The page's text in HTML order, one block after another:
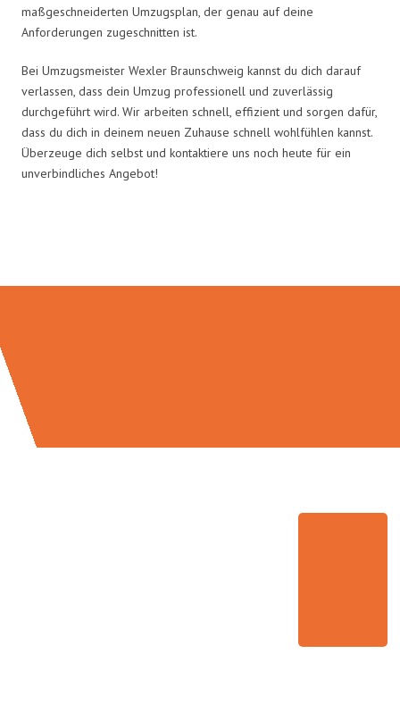
maßgeschneiderten Umzugsplan, der genau auf deine
Anforderungen zugeschnitten ist.
Bei Umzugsmeister Wexler Braunschweig kannst du dich darauf
verlassen, dass dein Umzug professionell und zuverlässig
durchgeführt wird. Wir arbeiten schnell, effizient und sorgen dafür,
dass du dich in deinem neuen Zuhause schnell wohlfühlen kannst.
Überzeuge dich selbst und kontaktiere uns noch heute für ein
unverbindliches Angebot!